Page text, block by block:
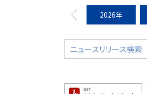
2026年